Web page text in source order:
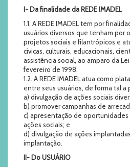
I- Da finalidade da REDE IMADEL
1.1. A REDE IMADEL tem por
usuários diversos que tenham por
projetos sociais e filantrópicos e
cívicas, culturais, educacionais,
assistência social, ao amparo da
fevereiro de 1998.
1.2. A REDE IMADEL atua como
entre seus usuários, de forma tal a
a) divulgação de ações sociais
b) promover campanhas de
c) apresentação de
ações sociais; e
d) divulgação de ações
implantação.
II- Do USUÁRIO